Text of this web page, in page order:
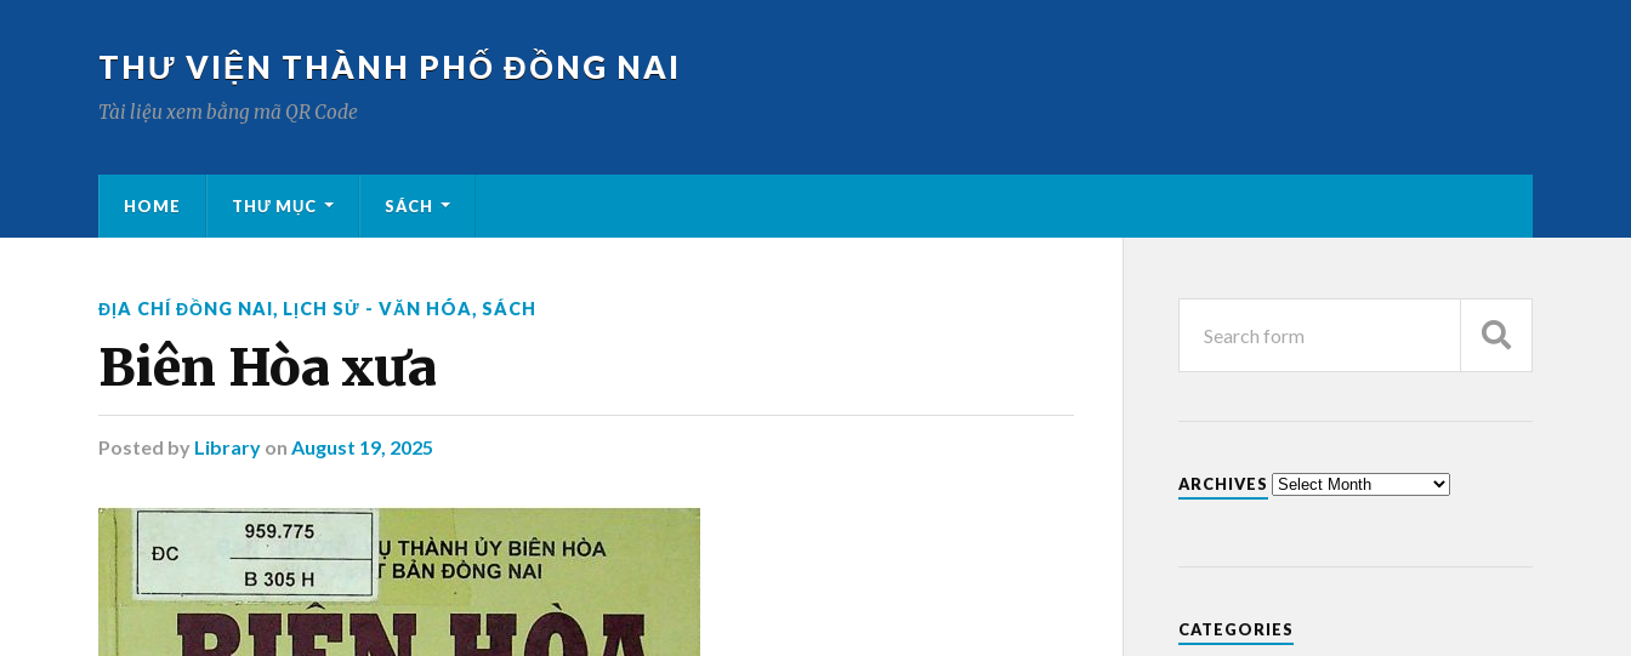
THƯ VIỆN THÀNH PHỐ ĐỒNG NAI
Tài liệu xem bằng mã QR Code
HOME THƯ MỤC SÁCH
ĐỊA CHÍ ĐỒNG NAI, LỊCH SỬ - VĂN HÓA, SÁCH
Biên Hòa xưa
Posted by Library on August 19, 2025
ARCHIVES
CATEGORIES